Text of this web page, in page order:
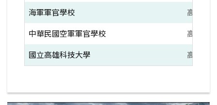
海軍軍官學校 高雄市
中華民國空軍軍官學校 高雄市
國立高雄科技大學 高雄市